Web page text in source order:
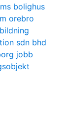
bolighus
orebro
sdn bhd
jobb